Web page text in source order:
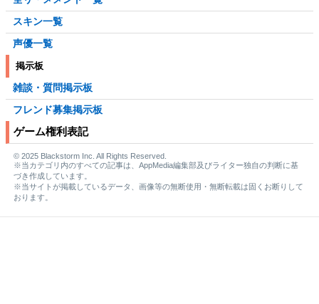
スキン一覧
声優一覧
掲示板
雑談・質問掲示板
フレンド募集掲示板
ゲーム権利表記
© 2025 Blackstorm Inc. All Rights Reserved.
※当カテゴリ内のすべての記事は、AppMedia編集部及びライター独自の判断に基
づき作成しています。
※当サイトが掲載しているデータ、画像等の無断使用・無断転載は固くお断りして
おります。